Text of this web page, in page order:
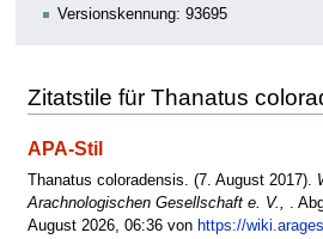
Versionskennung: 93695
Zitatstile für Thanatus
APA-Stil
Thanatus coloradensis. (7. August 2017).
Arachnologischen Gesellschaft e. V., .
August 2026, 06:36 von https://